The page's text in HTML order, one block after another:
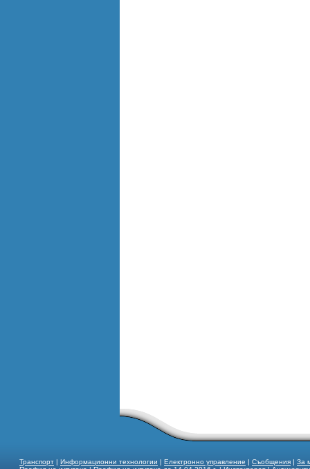
Транспорт | Информационни технологии | Електронно управление | Съобщения | За